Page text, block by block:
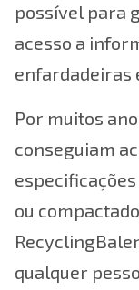
possível para
acesso a
enfardadeiras
Por muitos
conseguiam
ou
qualquer